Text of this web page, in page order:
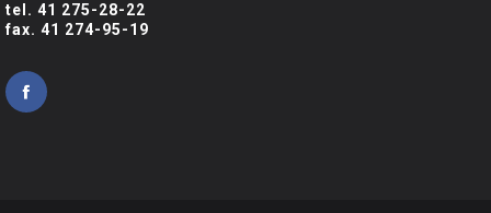
tel. 41 275-28-22
fax. 41 274-95-19